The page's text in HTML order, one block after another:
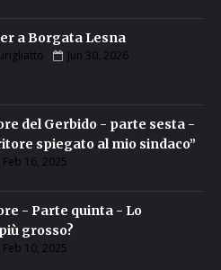
a Borgata Lesna
Jun 30, 2026
del Gerbido - parte sesta -
spiegato al mio sindaco”
Feb 16, 2025
- Parte quinta - Lo
grosso?
Feb 10, 2025